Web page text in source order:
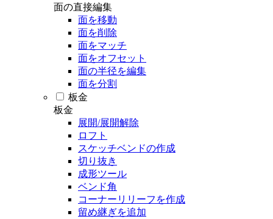
面の直接編集
面を移動
面を削除
面をマッチ
面をオフセット
面の半径を編集
面を分割
板金
板金
展開/展開解除
ロフト
スケッチベンドの作成
切り抜き
成形ツール
ベンド角
コーナーリリーフを作成
留め継ぎを追加